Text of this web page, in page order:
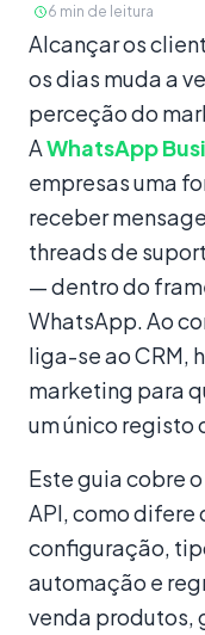
6 min de leitura
Conteúdo
Alcançar os
os dias muda a
perceção do
AWhatsApp
empresas uma
receber
threads de
— dentro do
WhatsApp. Ao
liga-se ao CRM,
marketing para
um único registo
Este guia cobre
API, como difere
configuração,
automação e
venda produtos,